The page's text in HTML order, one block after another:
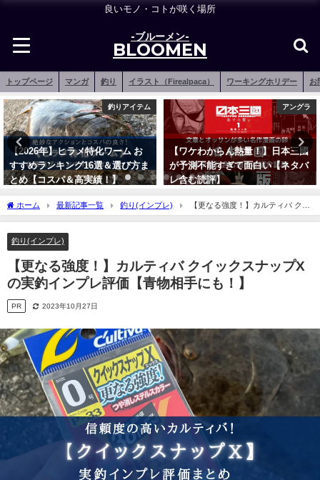
良いモノ・コトが咲く場所
-ブルーメン-
BLOOMEN
トップページ マンガ 釣り イラスト（Firealpaca） ワーキングホリデー お
アングラ
【ワケわからん熱量！】日本三國
が予測不能すぎて面白い【ネタバ
レ含む読評】
釣りアイテム
【2026年】堤防釣りのクーラーボ
ックス おすすめ15選【丁度良い
サイズ＆保冷力最強も！】
ホーム 最新記事一覧 釣り(インプレ)
【更なる強度！】カルティバ クイ
ックスナップXの実釣インプレ評価【青物相手にも！】
釣り(インプレ)
【更なる強度！】カルティバ クイックスナップX
の実釣インプレ評価【青物相手にも！】
PR 2023年10月27日